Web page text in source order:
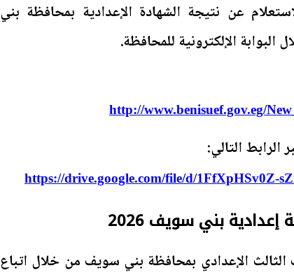
عن نتيجة الشهادة الإعدادية بمحافظة بني
http://www.benisuef.gov.eg/
الرابط التالي:
https://drive.google.com/file/d/1FfXpHSv0Z-
بني سويف 2026
الإعدادي بمحافظة بني سويف من خلال اتباع